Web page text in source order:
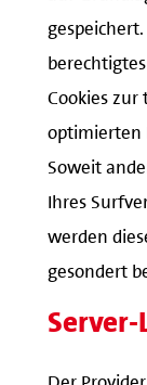
Cookies zur
optimierten
Soweit
Ihres
werden
gesondert
Der